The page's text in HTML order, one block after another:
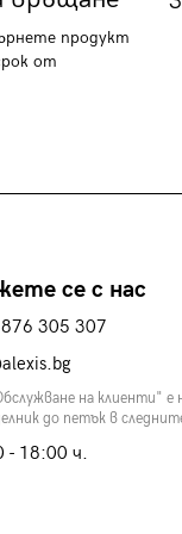
продукт
от
се с нас
305 307
на клиенти" е
до петък в
- 18:00 ч.